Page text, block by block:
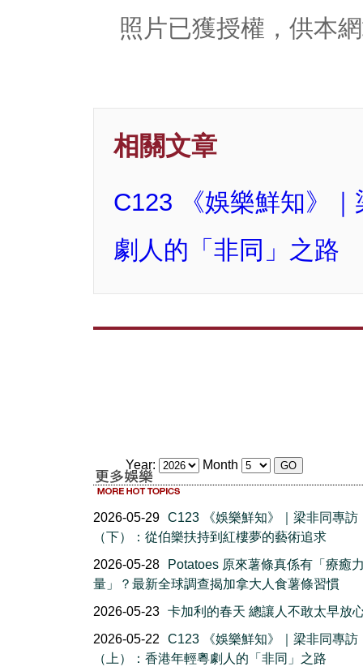
照片已獲授權，供本
相關文章
C123 《娛樂鮮知》
劇人的「非同」之路
Year: Month
2026-05-29 C123 《娛樂鮮知》｜梁非同專訪
（下）：從伯樂扶持到紅樓夢的藝術追求
2026-05-28
Potatoes 原來薯條真係有「療癒
量」？最新全球調查揭加拿大人食薯條習慣
2026-05-23 卡加利的春天 總讓人不敢太早放
2026-05-22
C123 《娛樂鮮知》｜梁非同專訪
（上）：香港年輕粵劇人的「非同」之路